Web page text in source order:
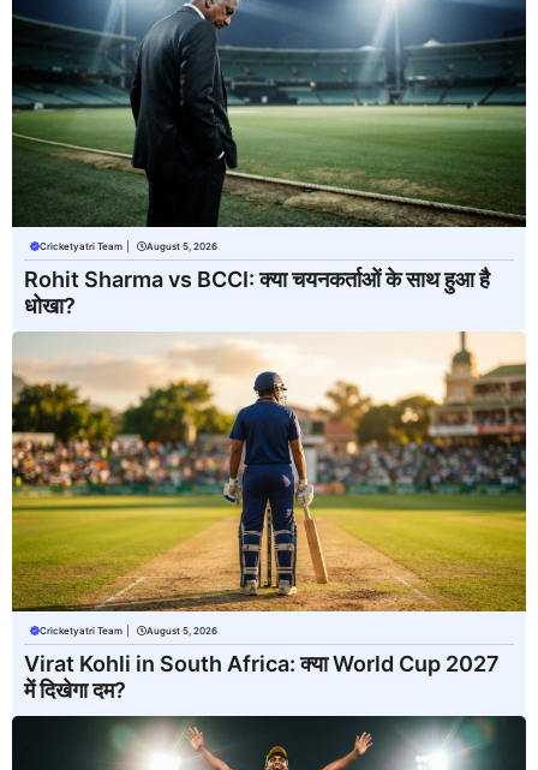
Cricketyatri Team August 5, 2026
Rohit Sharma vs BCCI: क्या चयनकर्ताओं के साथ हुआ है
धोखा?
Cricketyatri Team August 5, 2026
Virat Kohli in South Africa: क्या World Cup 2027
में दिखेगा दम?